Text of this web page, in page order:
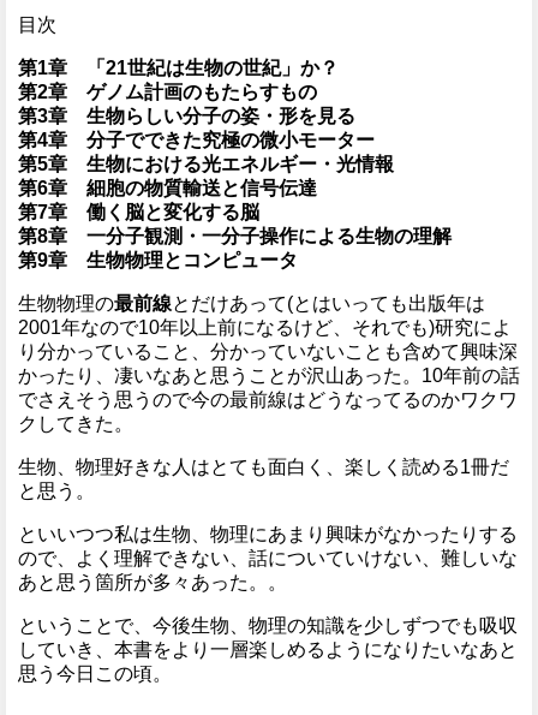
目次
第1章 「21世紀は生物の世紀」か？
第2章 ゲノム計画のもたらすもの
第3章 生物らしい分子の姿・形を見る
第4章 分子でできた究極の微小モーター
第5章 生物における光エネルギー・光情報
第6章 細胞の物質輸送と信号伝達
第7章 働く脳と変化する脳
第8章 一分子観測・一分子操作による生物の理解
第9章 生物物理とコンピュータ
生物物理の最前線とだけあって(とはいっても出版年は
2001年なので10年以上前になるけど、それでも)研究によ
り分かっていること、分かっていないことも含めて興味深
かったり、凄いなあと思うことが沢山あった。10年前の話
でさえそう思うので今の最前線はどうなってるのかワクワ
クしてきた。
生物、物理好きな人はとても面白く、楽しく読める1冊だ
と思う。
といいつつ私は生物、物理にあまり興味がなかったりする
ので、よく理解できない、話についていけない、難しいな
あと思う箇所が多々あった。。
ということで、今後生物、物理の知識を少しずつでも吸収
していき、本書をより一層楽しめるようになりたいなあと
思う今日この頃。